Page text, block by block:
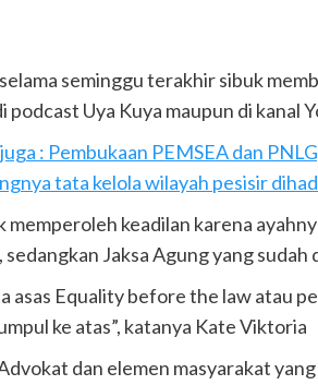
seminggu terakhir sibuk
podcast Uya Kuya maupun di
: Pembukaan PEMSEA dan
tata kelola wilayah pesisir
memperoleh keadilan karena
sedangkan Jaksa Agung yang
asas Equality before the law atau
ke atas”, katanya Kate Viktoria
dan elemen masyarakat